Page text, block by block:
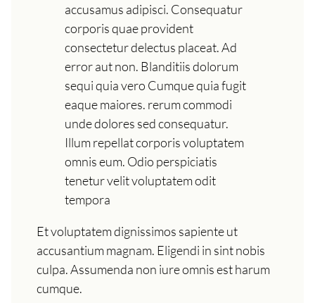
accusamus adipisci. Consequatur
corporis quae provident
consectetur delectus placeat. Ad
error aut non. Blanditiis dolorum
sequi quia vero Cumque quia fugit
eaque maiores. rerum commodi
unde dolores sed consequatur.
Illum repellat corporis voluptatem
omnis eum. Odio perspiciatis
tenetur velit voluptatem odit
tempora
Et voluptatem dignissimos sapiente ut
accusantium magnam. Eligendi in sint nobis
culpa. Assumenda non iure omnis est harum
cumque.